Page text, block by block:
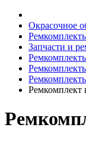
Окрасочное
Запчасти и
Ремкомплект